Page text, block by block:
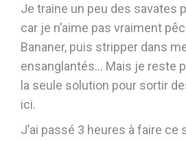
Je traine un peu des savates
car je n’aime pas vraiment
Bananer, puis stripper dans
ensanglantés… Mais je reste
la seule solution pour sortir
ici.
J’ai passé 3 heures à faire ce